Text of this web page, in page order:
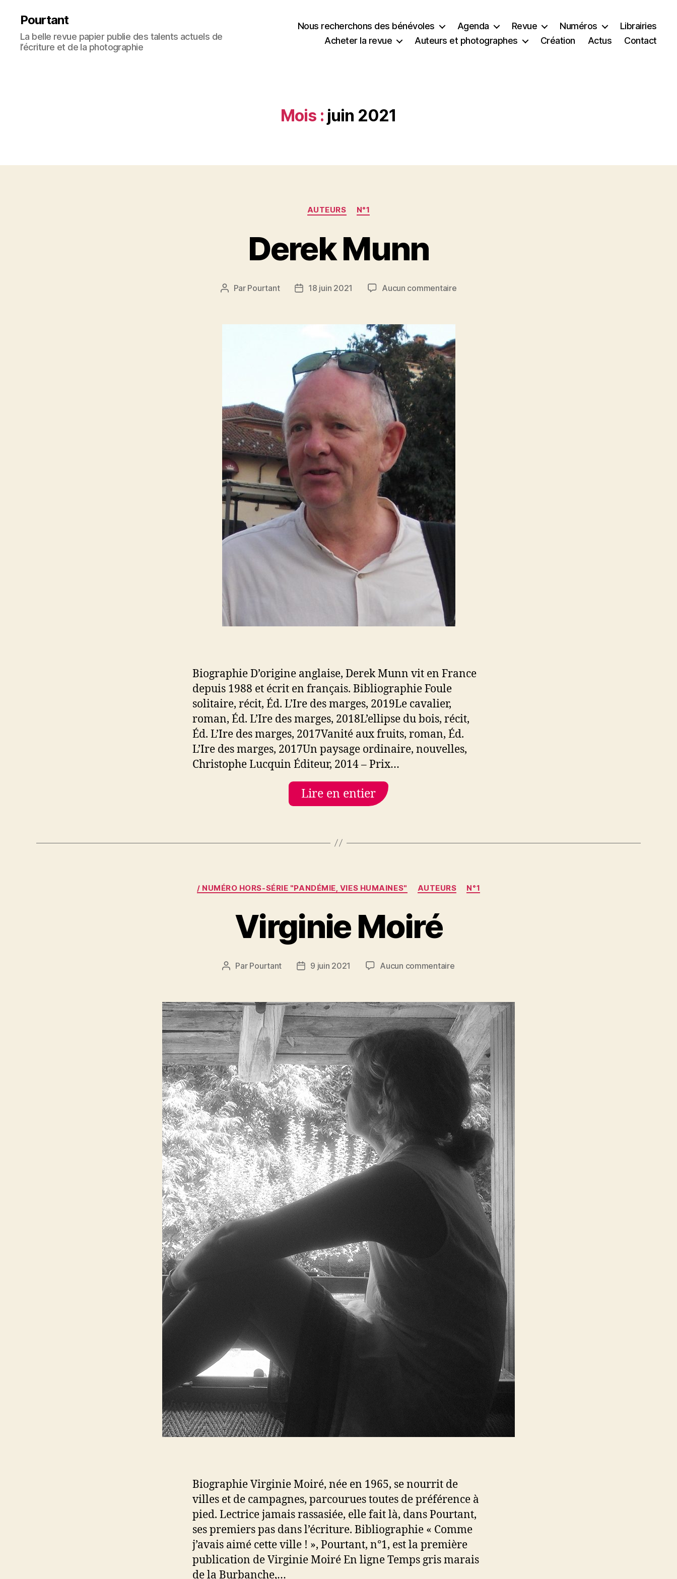
Pourtant
La belle revue papier publie des talents actuels de
l’écriture et de la photographie
Nous recherchons des bénévoles Agenda Revue Numéros
Librairies
Acheter la revue
Auteurs et photographes Création Actus Contact
Mois : juin 2021
Catégories
AUTEURS N°1
Derek Munn
Auteur
Par Pourtant
Date18 juin 2021 Aucun commentairesur
Biographie D’origine anglaise, Derek Munn vit en France
depuis 1988 et écrit en français. Bibliographie Foule
solitaire, récit, Éd. L’Ire des marges, 2019Le cavalier,
roman, Éd. L’Ire des marges, 2018L’ellipse du bois, récit,
Éd. L’Ire des marges, 2017Vanité aux fruits, roman, Éd.
L’Ire des marges, 2017Un paysage ordinaire, nouvelles,
Christophe Lucquin Éditeur, 2014 – Prix…
Lire en entier
Catégories
/ NUMÉRO HORS-SÉRIE "PANDÉMIE, VIES HUMAINES" AUTEURS N°1
Virginie Moiré
Auteur
Par Pourtant
Date9 juin 2021 Aucun commentairesur
Biographie Virginie Moiré, née en 1965, se nourrit de
villes et de campagnes, parcourues toutes de préférence à
pied. Lectrice jamais rassasiée, elle fait là, dans Pourtant,
ses premiers pas dans l’écriture. Bibliographie « Comme
j’avais aimé cette ville ! », Pourtant, n°1, est la première
publication de Virginie Moiré En ligne Temps gris marais
de la Burbanche,…